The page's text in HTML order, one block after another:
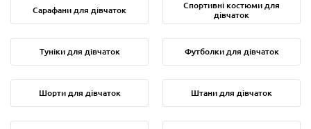
Сарафани для дівчаток
Спортивні костюми для
дівчаток
Туніки для дівчаток Футболки для дівчаток
Шорти для дівчаток Штани для дівчаток